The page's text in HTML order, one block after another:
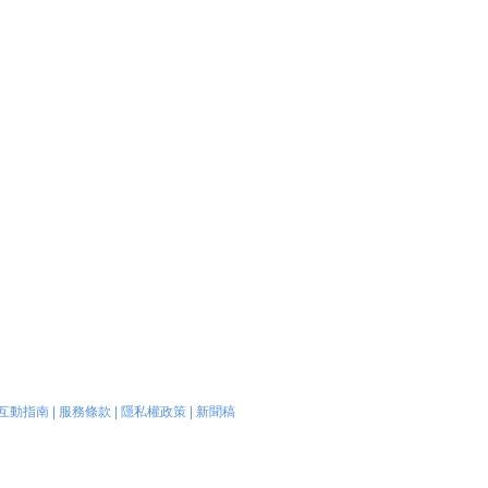
動指南| 服務條款 隱私權政策| 新聞稿